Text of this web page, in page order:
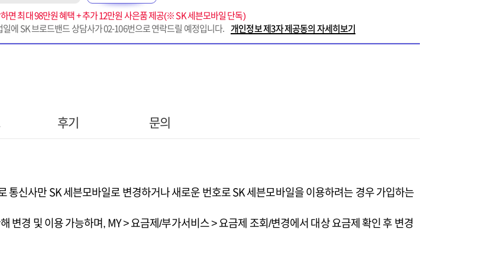
면 최대 98만원 혜택 + 추가 12만원 사은품 제공(※ SK 세븐모바일 단독)
일에 SK 브로드밴드 상담사가 02-106번으로 연락드릴 예정입니다.
개인정보 제3자 제공동의 자세히보기
후기 문의
통신사만 SK 세븐모바일로 변경하거나 새로운 번호로 SK 세븐모바일을 이용하려는 경우 가입하는
변경 및 이용 가능하며, MY > 요금제/부가서비스 > 요금제 조회/변경에서 대상 요금제 확인 후 변경